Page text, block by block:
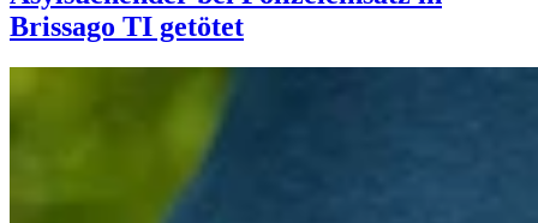
Brissago TI getötet